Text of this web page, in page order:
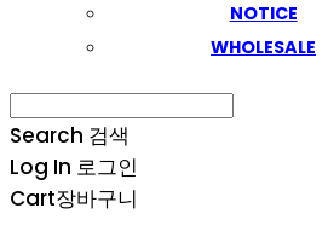
NOTICE
WHOLESALE
Search 검색
Log In 로그인
Cart장바구니